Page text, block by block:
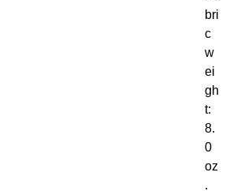
bri
c
w
ei
gh
t:
8.
0
oz
.